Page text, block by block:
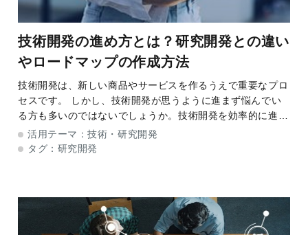
技術開発の進め方とは？研究開発との違い
やロードマップの作成方法
技術開発は、新しい商品やサービスを作るうえで重要なプロ
セスです。 しかし、技術開発が思うように進まず悩んでい
る方も多いのではないでしょうか。技術開発を効率的に進め
るには、自社の技術領域を明確にして、精度の高いロードマ
ップを作成することが重要です。 本記事で
活用テーマ：技術・研究開発
タグ： 研究開発